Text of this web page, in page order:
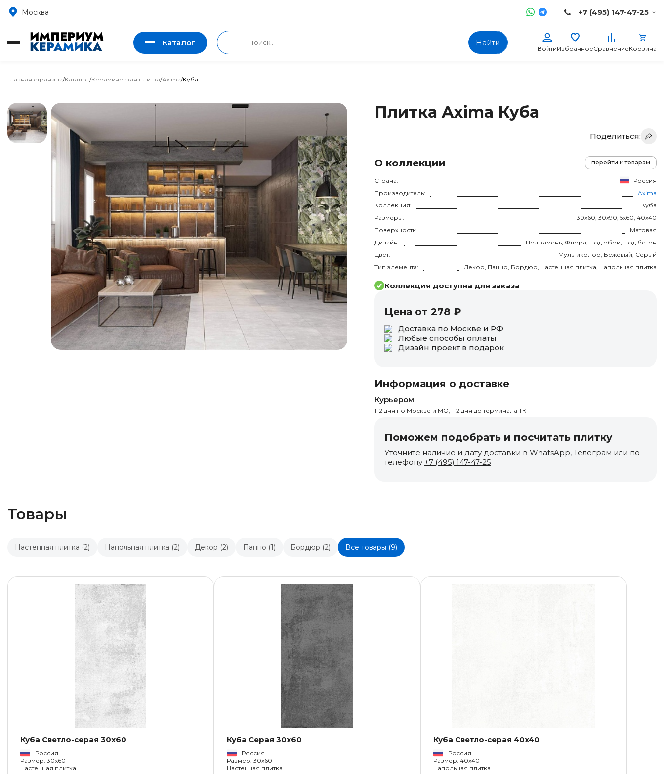
Москва +7 (495) 147-47-25
Каталог Найти
ВойтиИзбранноеСравнениеКорзина
Главная страница/Каталог/Керамическая плитка/Axima/Куба
Плитка Axima Куба
Поделиться:
О коллекции перейти к товарам
Страна:
Россия
Производитель:
Axima
Коллекция:
Куба
Размеры:
30x60, 30x90, 5x60, 40x40
Поверхность:
Матовая
Дизайн:
Под камень, Флора, Под обои, Под бетон
Цвет:
Мультиколор, Бежевый, Серый
Тип элемента:
Декор, Панно, Бордюр, Настенная плитка, Напольная плитка
Коллекция доступна для заказа
Цена от 278 ₽
Доставка по Москве и РФ
Любые способы оплаты
Дизайн проект в подарок
Информация о доставке
Курьером
1-2 дня по Москве и МО, 1-2 дня до терминала ТК
Поможем подобрать и посчитать плитку
Уточните наличие и дату доставки в WhatsApp, Телеграм или по
телефону +7 (495) 147-47-25
Товары
Настенная плитка (2) Напольная плитка (2) Декор (2) Панно (1) Бордюр (2) Все товары (9)
Куба Светло-серая 30x60
Россия
Размер: 30x60
Настенная плитка
Куба Серая 30x60
Россия
Размер: 30x60
Настенная плитка
Куба Светло-серая 40x40
Россия
Размер: 40x40
Напольная плитка